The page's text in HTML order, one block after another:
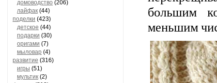
домоводство (206)
лайфак (44)
поделки (423)
детское (44)
подарки (30)
оригами (7)
мыловар (4)
развитие (316)
игры (51)
мультик (2)
большим
меньшим